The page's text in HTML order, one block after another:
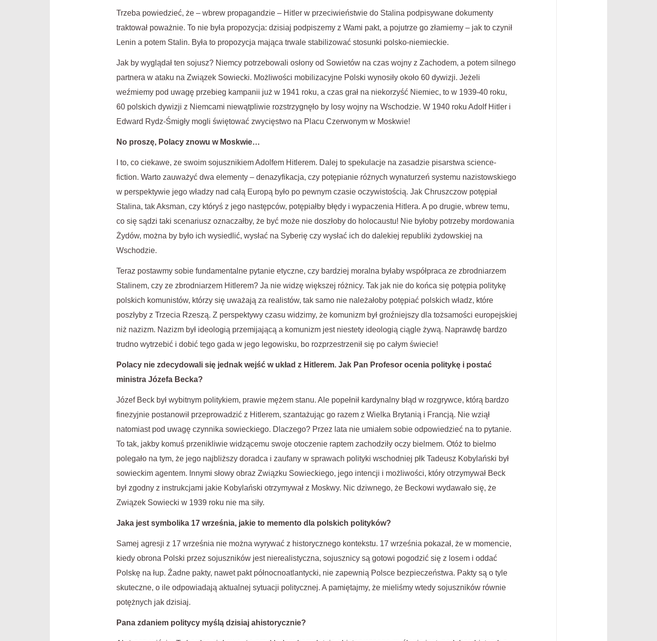
Trzeba powiedzieć, że – wbrew propagandzie – Hitler w przeciwieństwie do Stalina podpisywane dokumenty
traktował poważnie. To nie była propozycja: dzisiaj podpiszemy z Wami pakt, a pojutrze go złamiemy – jak to czynił
Lenin a potem Stalin. Była to propozycja mająca trwale stabilizować stosunki polsko-niemieckie.
Jak by wyglądał ten sojusz? Niemcy potrzebowali osłony od Sowietów na czas wojny z Zachodem, a potem silnego
partnera w ataku na Związek Sowiecki. Możliwości mobilizacyjne Polski wynosiły około 60 dywizji. Jeżeli
weźmiemy pod uwagę przebieg kampanii już w 1941 roku, a czas grał na niekorzyść Niemiec, to w 1939-40 roku,
60 polskich dywizji z Niemcami niewątpliwie rozstrzygnęło by losy wojny na Wschodzie. W 1940 roku Adolf Hitler i
Edward Rydz-Śmigły mogli świętować zwycięstwo na Placu Czerwonym w Moskwie!
No proszę, Polacy znowu w Moskwie…
I to, co ciekawe, ze swoim sojusznikiem Adolfem Hitlerem. Dalej to spekulacje na zasadzie pisarstwa science-
fiction. Warto zauważyć dwa elementy – denazyfikacja, czy potępianie różnych wynaturzeń systemu nazistowskiego
w perspektywie jego władzy nad całą Europą było po pewnym czasie oczywistością. Jak Chruszczow potępiał
Stalina, tak Aksman, czy któryś z jego następców, potępiałby błędy i wypaczenia Hitlera. A po drugie, wbrew temu,
co się sądzi taki scenariusz oznaczałby, że być może nie doszłoby do holocaustu! Nie byłoby potrzeby mordowania
Żydów, można by było ich wysiedlić, wysłać na Syberię czy wysłać ich do dalekiej republiki żydowskiej na
Wschodzie.
Teraz postawmy sobie fundamentalne pytanie etyczne, czy bardziej moralna byłaby współpraca ze zbrodniarzem
Stalinem, czy ze zbrodniarzem Hitlerem? Ja nie widzę większej różnicy. Tak jak nie do końca się potępia politykę
polskich komunistów, którzy się uważają za realistów, tak samo nie należałoby potępiać polskich władz, które
poszłyby z Trzecia Rzeszą. Z perspektywy czasu widzimy, że komunizm był groźniejszy dla tożsamości europejskiej
niż nazizm. Nazizm był ideologią przemijającą a komunizm jest niestety ideologią ciągle żywą. Naprawdę bardzo
trudno wytrzebić i dobić tego gada w jego legowisku, bo rozprzestrzenił się po całym świecie!
Polacy nie zdecydowali się jednak wejść w układ z Hitlerem. Jak Pan Profesor ocenia politykę i postać
ministra Józefa Becka?
Józef Beck był wybitnym politykiem, prawie mężem stanu. Ale popełnił kardynalny błąd w rozgrywce, którą bardzo
finezyjnie postanowił przeprowadzić z Hitlerem, szantażując go razem z Wielka Brytanią i Francją. Nie wziął
natomiast pod uwagę czynnika sowieckiego. Dlaczego? Przez lata nie umiałem sobie odpowiedzieć na to pytanie.
To tak, jakby komuś przenikliwie widzącemu swoje otoczenie raptem zachodziły oczy bielmem. Otóż to bielmo
polegało na tym, że jego najbliższy doradca i zaufany w sprawach polityki wschodniej płk Tadeusz Kobylański był
sowieckim agentem. Innymi słowy obraz Związku Sowieckiego, jego intencji i możliwości, który otrzymywał Beck
był zgodny z instrukcjami jakie Kobylański otrzymywał z Moskwy. Nic dziwnego, że Beckowi wydawało się, że
Związek Sowiecki w 1939 roku nie ma siły.
Jaka jest symbolika 17 września, jakie to memento dla polskich polityków?
Samej agresji z 17 września nie można wyrywać z historycznego kontekstu. 17 września pokazał, że w momencie,
kiedy obrona Polski przez sojuszników jest nierealistyczna, sojusznicy są gotowi pogodzić się z losem i oddać
Polskę na łup. Źadne pakty, nawet pakt północnoatlantycki, nie zapewnią Polsce bezpieczeństwa. Pakty są o tyle
skuteczne, o ile odpowiadają aktualnej sytuacji politycznej. A pamiętajmy, że mieliśmy wtedy sojuszników równie
potężnych jak dzisiaj.
Pana zdaniem politycy myślą dzisiaj ahistorycznie?